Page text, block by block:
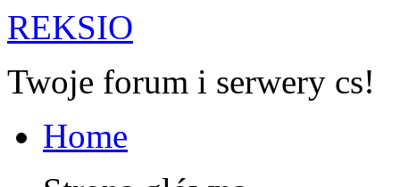
REKSIO
Twoje forum i serwery cs!
Home